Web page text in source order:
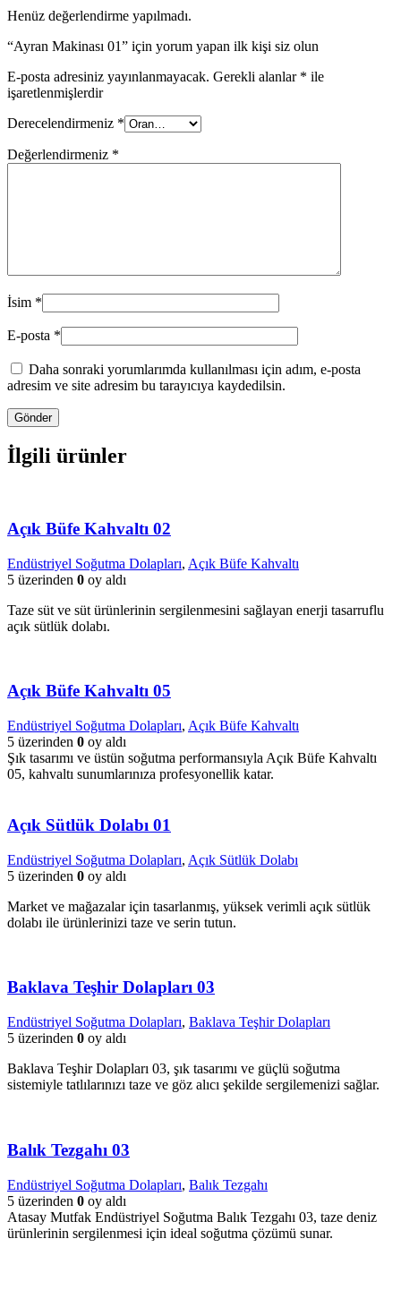
Henüz değerlendirme yapılmadı.
“Ayran Makinası 01” için yorum yapan ilk kişi siz olun
E-posta adresiniz yayınlanmayacak. Gerekli alanlar * ile
işaretlenmişlerdir
Derecelendirmeniz *
Değerlendirmeniz *
İsim *
E-posta *
Daha sonraki yorumlarımda kullanılması için adım, e-posta
adresim ve site adresim bu tarayıcıya kaydedilsin.
İlgili ürünler
Açık Büfe Kahvaltı 02
Endüstriyel Soğutma Dolapları, Açık Büfe Kahvaltı
5 üzerinden 0 oy aldı
Taze süt ve süt ürünlerinin sergilenmesini sağlayan enerji tasarruflu
açık sütlük dolabı.
Açık Büfe Kahvaltı 05
Endüstriyel Soğutma Dolapları, Açık Büfe Kahvaltı
5 üzerinden 0 oy aldı
Şık tasarımı ve üstün soğutma performansıyla Açık Büfe Kahvaltı
05, kahvaltı sunumlarınıza profesyonellik katar.
Açık Sütlük Dolabı 01
Endüstriyel Soğutma Dolapları, Açık Sütlük Dolabı
5 üzerinden 0 oy aldı
Market ve mağazalar için tasarlanmış, yüksek verimli açık sütlük
dolabı ile ürünlerinizi taze ve serin tutun.
Baklava Teşhir Dolapları 03
Endüstriyel Soğutma Dolapları, Baklava Teşhir Dolapları
5 üzerinden 0 oy aldı
Baklava Teşhir Dolapları 03, şık tasarımı ve güçlü soğutma
sistemiyle tatlılarınızı taze ve göz alıcı şekilde sergilemenizi sağlar.
Balık Tezgahı 03
Endüstriyel Soğutma Dolapları, Balık Tezgahı
5 üzerinden 0 oy aldı
Atasay Mutfak Endüstriyel Soğutma Balık Tezgahı 03, taze deniz
ürünlerinin sergilenmesi için ideal soğutma çözümü sunar.